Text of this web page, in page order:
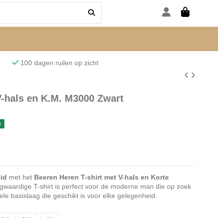
100 dagen ruilen op zicht
hals en K.M. M3000 Zwart
met het Beeren Heren T-shirt met V-hals en Korte
T-shirt is perfect voor de moderne man die op zoek
basislaag die geschikt is voor elke gelegenheid.